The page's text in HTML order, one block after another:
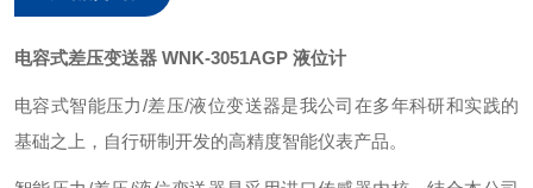
电容式差压变送器 WNK-3051AGP 液位计
电容式智能压力/差压/液位变送器是我公司在多年科研和实践的
基础之上，自行研制开发的高精度智能仪表产品。